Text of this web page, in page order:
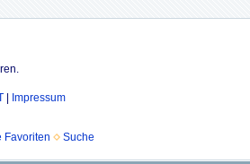
Impressum
Favoriten Suche